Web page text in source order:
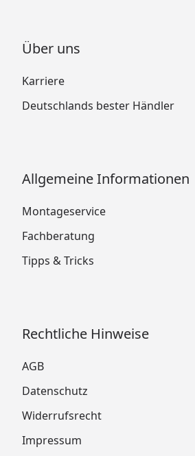
Über uns
Karriere
Deutschlands bester Händler
Allgemeine Informationen
Montageservice
Fachberatung
Tipps & Tricks
Rechtliche Hinweise
AGB
Datenschutz
Widerrufsrecht
Impressum